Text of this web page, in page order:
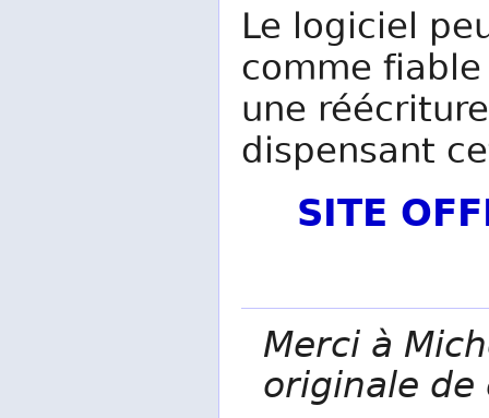
Le logiciel
comme
une
dispensant
SITE
Merci à
originale